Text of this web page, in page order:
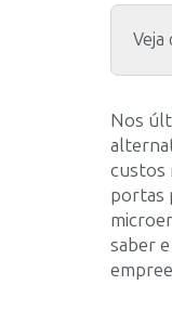
Veja
Nos
custos
portas
saber